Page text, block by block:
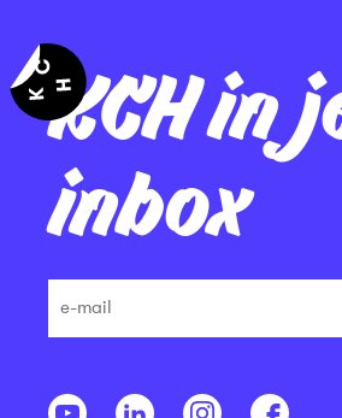
KCH in
inbox